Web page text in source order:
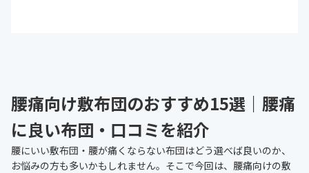
腰痛向け敷布団のおすすめ15選｜腰痛
に良い布団・口コミを紹介
腰にいい敷布団・腰が痛くならない布団はどう選べば良いのか、
お悩みの方も多いかもしれません。そこで今回は、腰痛向けの敷